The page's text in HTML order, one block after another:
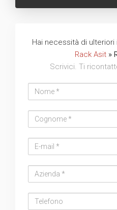
Hai necessità di
Rack Asit»
Scrivici. Ti